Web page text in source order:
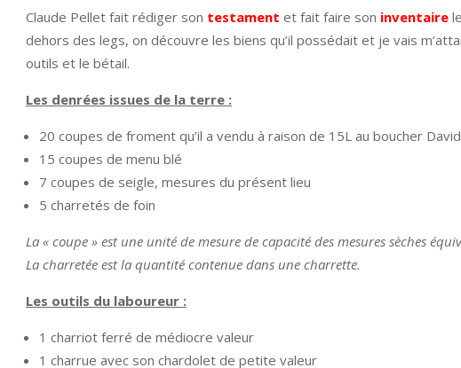
Claude Pellet fait rédiger son testament et fait faire son inventaire
dehors des legs, on découvre les biens qu’il possédait et je vais
outils et le bétail.
Les denrées issues de la terre :
20 coupes de froment qu’il a vendu à raison de 15L au boucher
15 coupes de menu blé
7 coupes de seigle, mesures du présent lieu
5 charretés de foin
La « coupe » est une unité de mesure de capacité des mesures sèches
La charretée est la quantité contenue dans une charrette.
Les outils du laboureur :
1 charriot ferré de médiocre valeur
1 charrue avec son chardolet de petite valeur